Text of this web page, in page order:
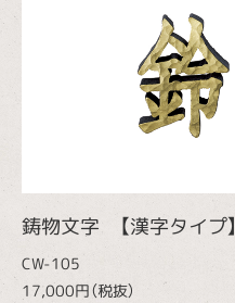
鋳物文字 【漢字タイプ】
CW-105
17,000円（税抜）